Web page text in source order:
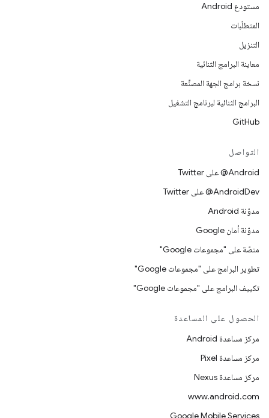
مستودع Android
المتطلّبات
التنزيل
معاينة البرامج الثنائية
نسخة برامج الجهة المصنِّعة
البرامج الثنائية لبرنامج التشغيل
GitHub
التواصل
‎@Android على Twitter
‎@AndroidDev على Twitter
مدوّنة Android
مدوّنة أمان Google
منصّة على "مجموعات Google"
تطوير البرامج على "مجموعات Google"
تكييف البرامج على "مجموعات Google"
الحصول على المساعدة
مركز مساعدة Android
مركز مساعدة Pixel
مركز مساعدة Nexus
www.android.com
Google Mobile Services